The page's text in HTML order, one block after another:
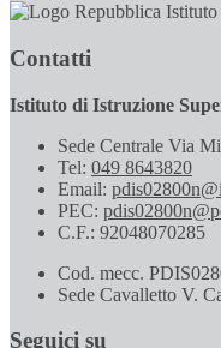
Contatti
Istituto di Istruzione
Sede Centrale Via
Tel: 049 8643820
Email:
PEC:
C.F.: 92048070285
Cod. mecc.
Sede Cavalletto V.
Seguici su